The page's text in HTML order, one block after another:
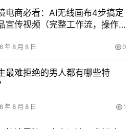
电商必看：AI无线画布4步搞定
宣传视频（完整工作流，操作
年 8 月 8 日 0
最难拒绝的男人都有哪些特
年 8 月 8 日 1